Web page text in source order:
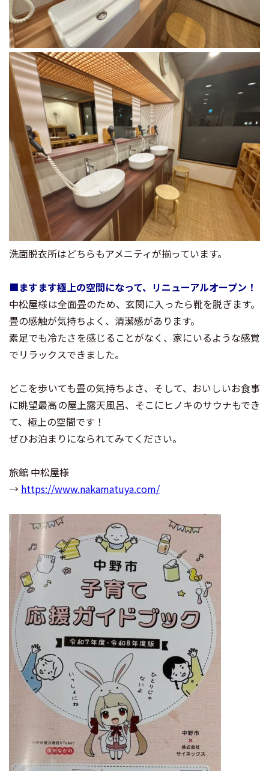
洗面脱衣所はどちらもアメニティが揃っています。
■ますます極上の空間になって、リニューアルオープン！
中松屋様は全面畳のため、玄関に入ったら靴を脱ぎます。
畳の感触が気持ちよく、清潔感があります。
素足でも冷たさを感じることがなく、家にいるような感覚
でリラックスできました。
どこを歩いても畳の気持ちよさ、そして、おいしいお食事
に眺望最高の屋上露天風呂、そこにヒノキのサウナもでき
て、極上の空間です！
ぜひお泊まりになられてみてください。
旅館 中松屋様
→ https://www.nakamatuya.com/